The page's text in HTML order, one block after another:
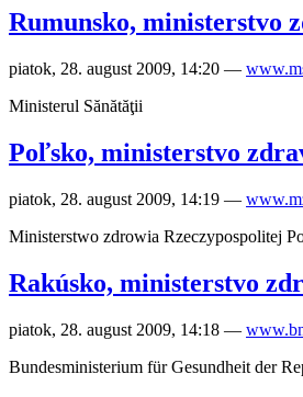
Rumunsko, ministerstvo
piatok, 28. august 2009, 14:20 —
Ministerul Sănătăţii
Poľsko, ministerstvo
piatok, 28. august 2009, 14:19 —
Ministerstwo zdrowia Rzeczypospolitej
Rakúsko, ministerstvo
piatok, 28. august 2009, 14:18 —
Bundesministerium für Gesundheit der